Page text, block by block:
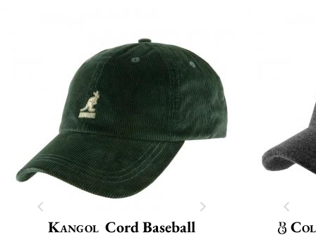
Kangol Cord Baseball